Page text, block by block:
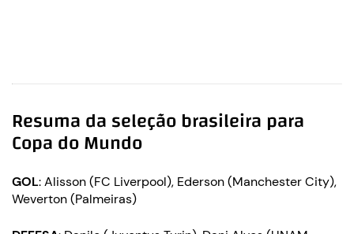
Resuma da seleção brasileira para
Copa do Mundo
GOL: Alisson (FC Liverpool), Ederson (Manchester City),
Weverton (Palmeiras)